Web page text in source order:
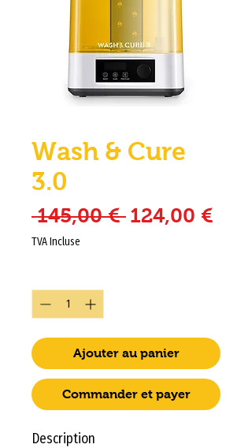
Wash & Cure
3.0
145,00 € Prix original
124,00 €
TVA Incluse
Ajouter au panier
Commander et payer
Description